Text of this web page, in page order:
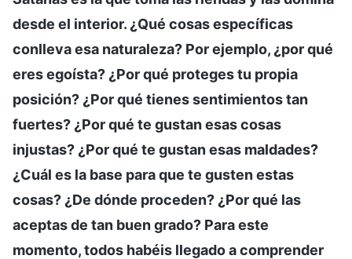
desde el interior. ¿Qué cosas específicas
conlleva esa naturaleza? Por ejemplo, ¿por qué
eres egoísta? ¿Por qué proteges tu propia
posición? ¿Por qué tienes sentimientos tan
fuertes? ¿Por qué te gustan esas cosas
injustas? ¿Por qué te gustan esas maldades?
¿Cuál es la base para que te gusten estas
cosas? ¿De dónde proceden? ¿Por qué las
aceptas de tan buen grado? Para este
momento, todos habéis llegado a comprender